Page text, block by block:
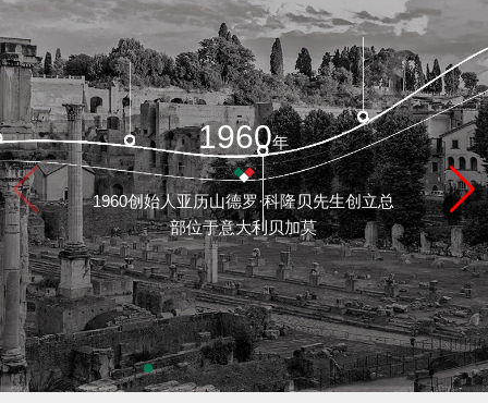
系
feedback/
质
保
1960年
1960创始人亚历山德罗·科隆贝先生创立总
部位于意大利贝加莫